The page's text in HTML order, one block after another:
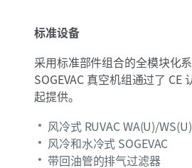
标准设备
采用标准部件组合的全模块化系
SOGEVAC 真空机组通过了 CE
起提供。
风冷式 RUVAC WA(U)/WS(U)
风冷和水冷式 SOGEVAC
带回油管的排气过滤器